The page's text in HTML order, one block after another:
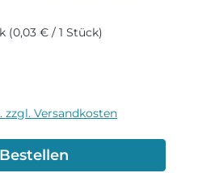
(0,03 € / 1 Stück)
zzgl. Versandkosten
Bestellen